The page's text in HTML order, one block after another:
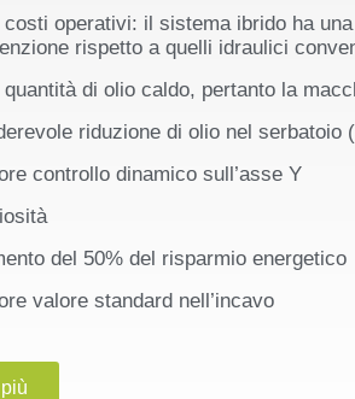
costi operativi: il sistema ibrido ha
rispetto a quelli idraulici
quantità di olio caldo, pertanto la
riduzione di olio nel serbatoio
controllo dinamico sull’asse Y
del 50% del risparmio energetico
valore standard nell’incavo